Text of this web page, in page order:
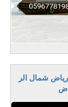
شمال الر